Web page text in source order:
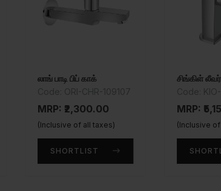
லாங் பாடி பிப் காக்
MRP: ₹2,300.00
(Inclusive of all taxes)
SHORTLIST
சிங்கிள்
MRP:
(Inclusive